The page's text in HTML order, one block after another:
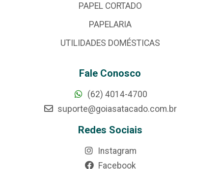
PAPEL CORTADO
PAPELARIA
UTILIDADES DOMÉSTICAS
Fale Conosco
(62) 4014-4700
suporte@goiasatacado.com.br
Redes Sociais
Instagram
Facebook